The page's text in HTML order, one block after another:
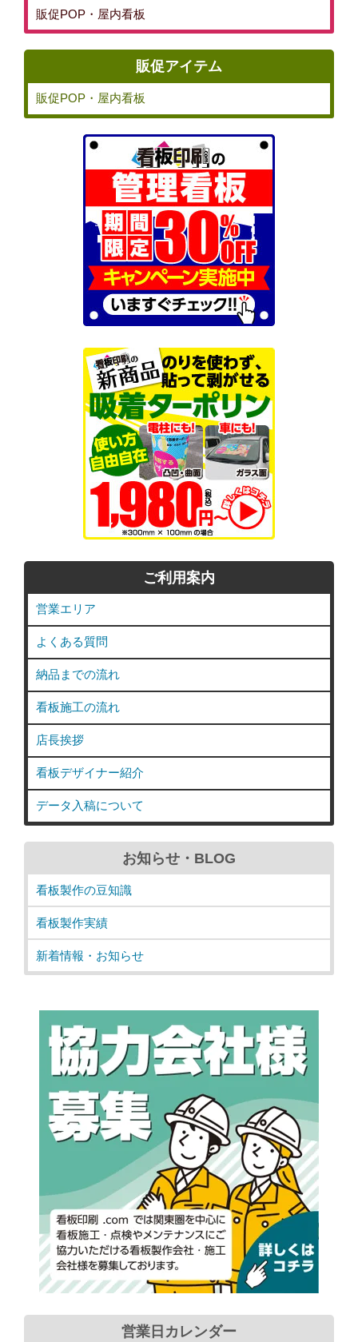
販促POP・屋内看板
販促アイテム
販促POP・屋内看板
ご利用案内
営業エリア
よくある質問
納品までの流れ
看板施工の流れ
店長挨拶
看板デザイナー紹介
データ入稿について
お知らせ・BLOG
看板製作の豆知識
看板製作実績
新着情報・お知らせ
営業日カレンダー